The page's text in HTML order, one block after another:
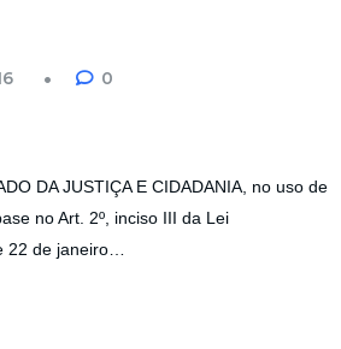
0
DA JUSTIÇA E CIDADANIA, no uso de
no Art. 2º, inciso III da Lei
22 de janeiro…